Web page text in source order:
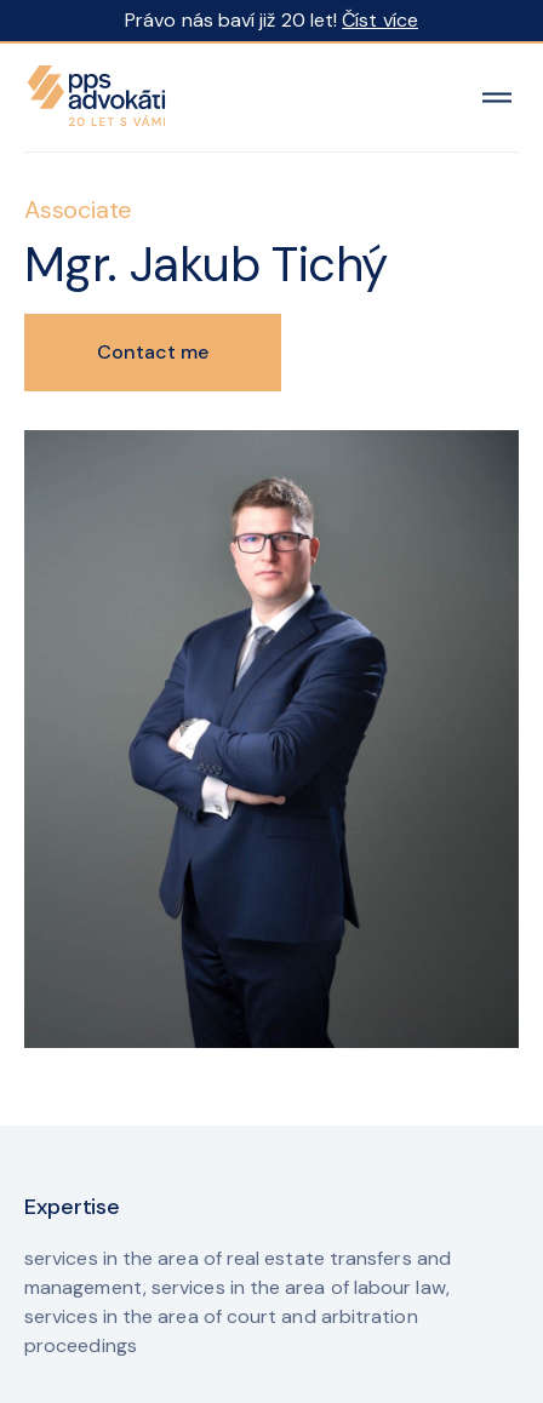
Právo nás baví již 20 let!Číst více
Associate
Mgr. Jakub Tichý
Contact me
Expertise
services in the area of real estate transfers and
management, services in the area of labour law,
services in the area of court and arbitration
proceedings